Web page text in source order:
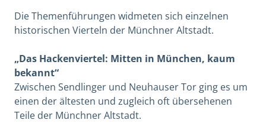
Die Themenführungen widmeten sich einzelnen
historischen Vierteln der Münchner Altstadt.
„Das Hackenviertel: Mitten in München, kaum
bekannt“
Zwischen Sendlinger und Neuhauser Tor ging es um
einen der ältesten und zugleich oft übersehenen
Teile der Münchner Altstadt.